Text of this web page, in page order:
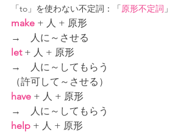
「to」を使わない不定詞：「原形不定詞 」
make + 人 + 原形
→　人に～させる
let + 人 + 原形
→　人に～してもらう
（許可して～させる）
have + 人 + 原形
→　人に～してもらう
help + 人 + 原形